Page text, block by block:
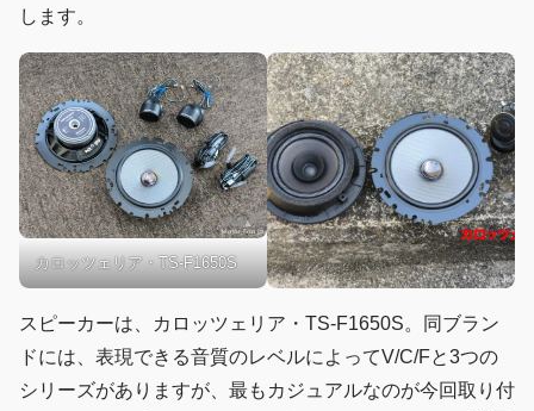
します。
カロッツェリア・TS-F1650S
スピーカーは、カロッツェリア・TS-F1650S。同ブラン
ドには、表現できる音質のレベルによってV/C/Fと3つの
シリーズがありますが、最もカジュアルなのが今回取り付